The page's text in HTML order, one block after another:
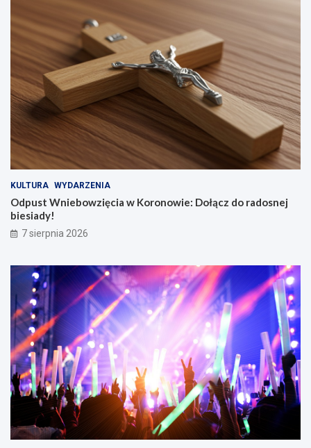
KULTURA WYDARZENIA
Odpust Wniebowzięcia w Koronowie: Dołącz do radosnej
biesiady!
7 sierpnia 2026